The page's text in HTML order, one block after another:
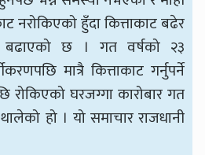
नरोकिएको हुँदा कित्ताकाट बढेर
बढाएको छ । गत वर्षको २३
मात्रै कित्ताकाट गर्नुपर्ने
रोकिएको घरजग्गा कारोबार गत
हो । यो समाचार राजधानी